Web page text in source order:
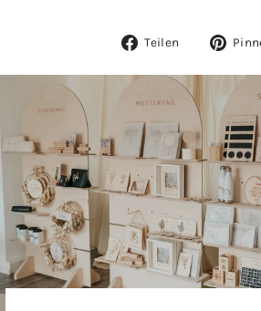
Teilen
Auf